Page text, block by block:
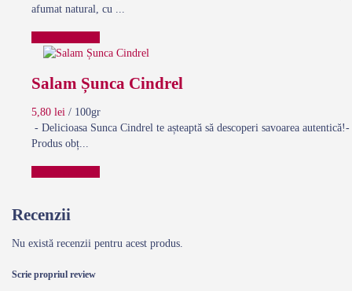
afumat natural, cu ...
Salam Șunca Cindrel
5,80 lei / 100gr
- Delicioasa Sunca Cindrel te așteaptă să descoperi savoarea autentică!-
Produs obț...
Recenzii
Nu există recenzii pentru acest produs.
Scrie propriul review